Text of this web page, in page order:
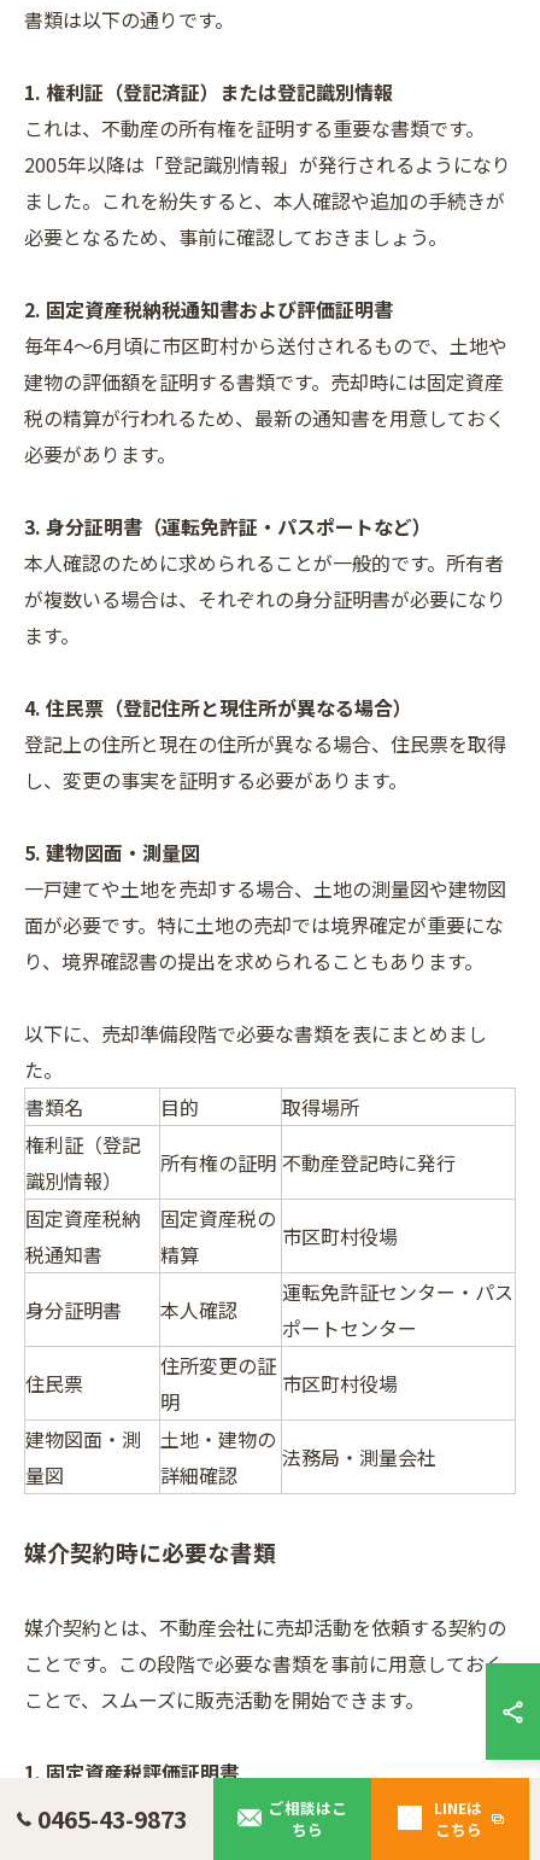
書類は以下の通りです。
1. 権利証（登記済証）または登記識別情報
これは、不動産の所有権を証明する重要な書類です。
2005年以降は「登記識別情報」が発行されるようになり
ました。これを紛失すると、本人確認や追加の手続きが
必要となるため、事前に確認しておきましょう。
2. 固定資産税納税通知書および評価証明書
毎年4〜6月頃に市区町村から送付されるもので、土地や
建物の評価額を証明する書類です。売却時には固定資産
税の精算が行われるため、最新の通知書を用意しておく
必要があります。
3. 身分証明書（運転免許証・パスポートなど）
本人確認のために求められることが一般的です。所有者
が複数いる場合は、それぞれの身分証明書が必要になり
ます。
4. 住民票（登記住所と現住所が異なる場合）
登記上の住所と現在の住所が異なる場合、住民票を取得
し、変更の事実を証明する必要があります。
5. 建物図面・測量図
一戸建てや土地を売却する場合、土地の測量図や建物図
面が必要です。特に土地の売却では境界確定が重要にな
り、境界確認書の提出を求められることもあります。
以下に、売却準備段階で必要な書類を表にまとめまし
た。
書類名
目的
取得場所
権利証（登記
識別情報）
所有権の証明 不動産登記時に発行
固定資産税納
税通知書
固定資産税の
精算
市区町村役場
身分証明書 本人確認
運転免許証センター・パス
ポートセンター
住民票
住所変更の証
明
市区町村役場
建物図面・測
量図
土地・建物の
詳細確認
法務局・測量会社
媒介契約時に必要な書類
媒介契約とは、不動産会社に売却活動を依頼する契約の
ことです。この段階で必要な書類を事前に用意しておく
ことで、スムーズに販売活動を開始できます。
1. 固定資産税評価証明書
不動産の公的な評価額を示すもので、不動産会社が査定
を行う際の重要な資料となります。
0465-43-9873
ご相談はこ
ちら
LINEは
こちら